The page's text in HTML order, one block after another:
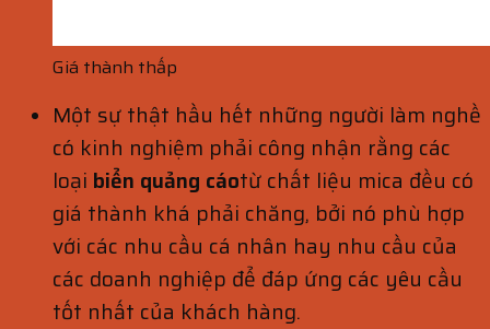
Giá thành thấp
Một sự thật hầu hết những người làm nghề
có kinh nghiệm phải công nhận rằng các
loại biển quảng cáotừ chất liệu mica đều có
giá thành khá phải chăng, bởi nó phù hợp
với các nhu cầu cá nhân hay nhu cầu của
các doanh nghiệp để đáp ứng các yêu cầu
tốt nhất của khách hàng.